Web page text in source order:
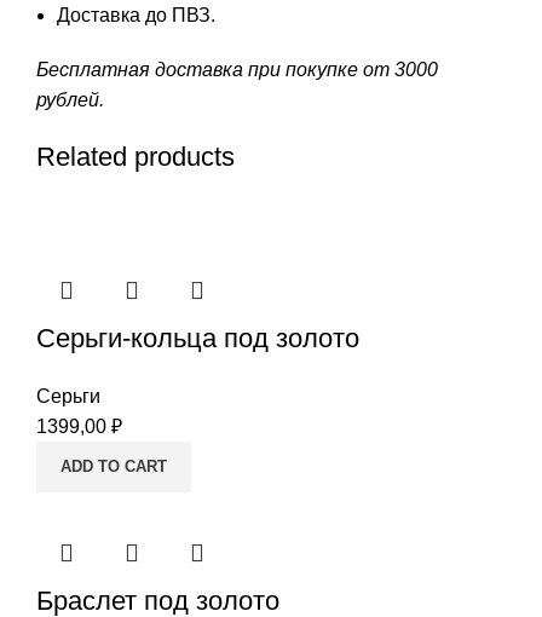
Доставка до ПВЗ.
Бесплатная доставка при покупке от 3000
рублей.
Related products
Серьги-кольца под золото
Серьги
1399,00 ₽
ADD TO CART
Браслет под золото